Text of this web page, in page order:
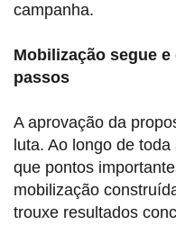
campanha.
Mobilização segue
passos
A aprovação da
luta. Ao longo de
que pontos
mobilização
trouxe resultados